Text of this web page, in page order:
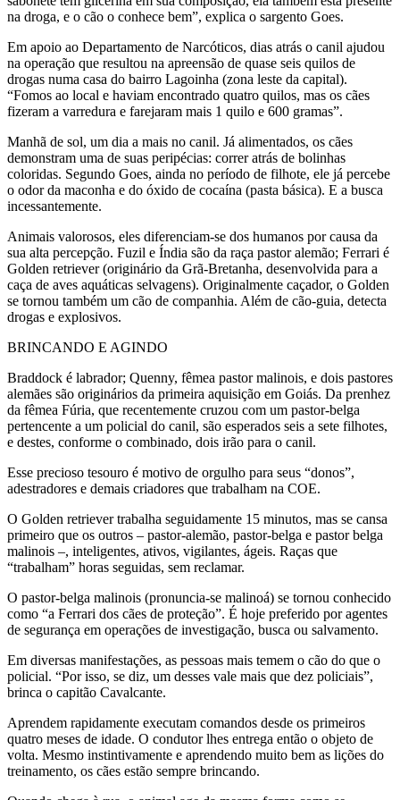
na droga, e o cão o conhece bem”, explica o sargento Goes.
Em apoio ao Departamento de Narcóticos, dias atrás o canil ajudou
na operação que resultou na apreensão de quase seis quilos de
drogas numa casa do bairro Lagoinha (zona leste da capital).
“Fomos ao local e haviam encontrado quatro quilos, mas os cães
fizeram a varredura e farejaram mais 1 quilo e 600 gramas”.
Manhã de sol, um dia a mais no canil. Já alimentados, os cães
demonstram uma de suas peripécias: correr atrás de bolinhas
coloridas. Segundo Goes, ainda no período de filhote, ele já percebe
o odor da maconha e do óxido de cocaína (pasta básica). E a busca
incessantemente.
Animais valorosos, eles diferenciam-se dos humanos por causa da
sua alta percepção. Fuzil e Índia são da raça pastor alemão; Ferrari é
Golden retriever (originário da Grã-Bretanha, desenvolvida para a
caça de aves aquáticas selvagens). Originalmente caçador, o Golden
se tornou também um cão de companhia. Além de cão-guia, detecta
drogas e explosivos.
BRINCANDO E AGINDO
Braddock é labrador; Quenny, fêmea pastor malinois, e dois pastores
alemães são originários da primeira aquisição em Goiás. Da prenhez
da fêmea Fúria, que recentemente cruzou com um pastor-belga
pertencente a um policial do canil, são esperados seis a sete filhotes,
e destes, conforme o combinado, dois irão para o canil.
Esse precioso tesouro é motivo de orgulho para seus “donos”,
adestradores e demais criadores que trabalham na COE.
O Golden retriever trabalha seguidamente 15 minutos, mas se cansa
primeiro que os outros – pastor-alemão, pastor-belga e pastor belga
malinois –, inteligentes, ativos, vigilantes, ágeis. Raças que
“trabalham” horas seguidas, sem reclamar.
O pastor-belga malinois (pronuncia-se malinoá) se tornou conhecido
como “a Ferrari dos cães de proteção”. É hoje preferido por agentes
de segurança em operações de investigação, busca ou salvamento.
Em diversas manifestações, as pessoas mais temem o cão do que o
policial. “Por isso, se diz, um desses vale mais que dez policiais”,
brinca o capitão Cavalcante.
Aprendem rapidamente executam comandos desde os primeiros
quatro meses de idade. O condutor lhes entrega então o objeto de
volta. Mesmo instintivamente e aprendendo muito bem as lições do
treinamento, os cães estão sempre brincando.